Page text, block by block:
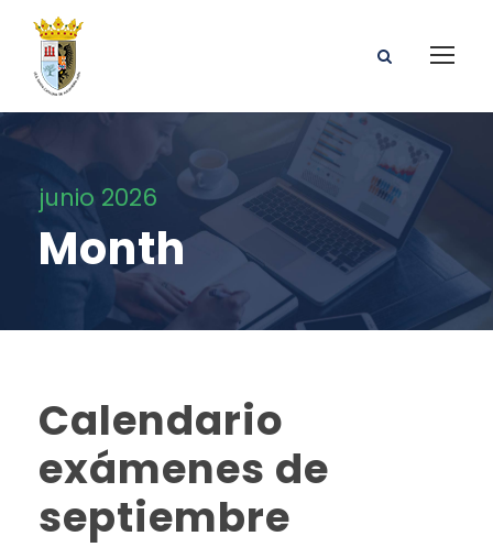
junio 2026
Month
Calendario
exámenes de
septiembre